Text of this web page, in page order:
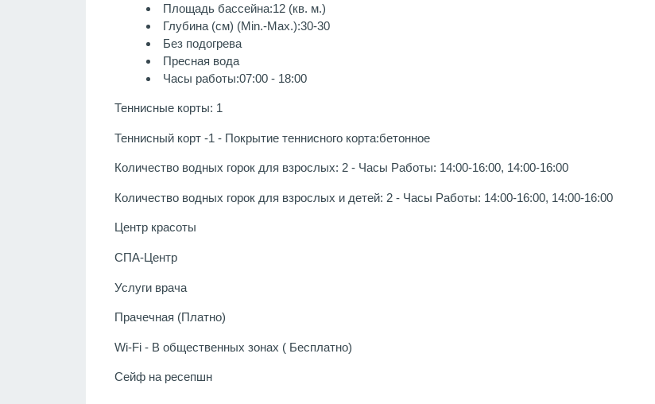
Площадь бассейна:12 (кв. м.)
Глубина (см) (Min.-Max.):30-30
Без подогрева
Пресная вода
Часы работы:07:00 - 18:00
Теннисные корты: 1
Теннисный корт -1 - Покрытие теннисного корта:бетонное
Количество водных горок для взрослых: 2 - Часы Работы: 14:00-16:00, 14:00-16:00
Количество водных горок для взрослых и детей: 2 - Часы Работы: 14:00-16:00, 14:00-16:00
Центр красоты
СПА-Центр
Услуги врача
Прачечная (Платно)
Wi-Fi - В общественных зонах ( Бесплатно)
Сейф на ресепшн